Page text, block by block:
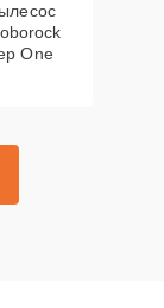
One